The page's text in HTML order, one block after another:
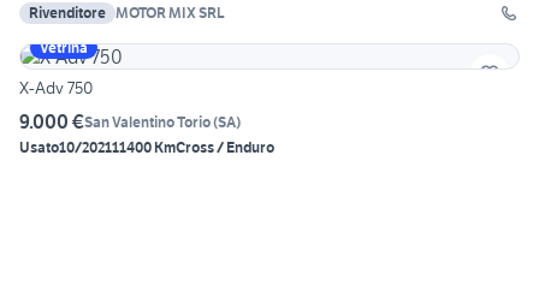
Rivenditore
MOTOR MIX SRL
Vetrina
X-Adv 750
9.000 €San Valentino Torio(SA)
Usato10/202111400 KmCross / Enduro